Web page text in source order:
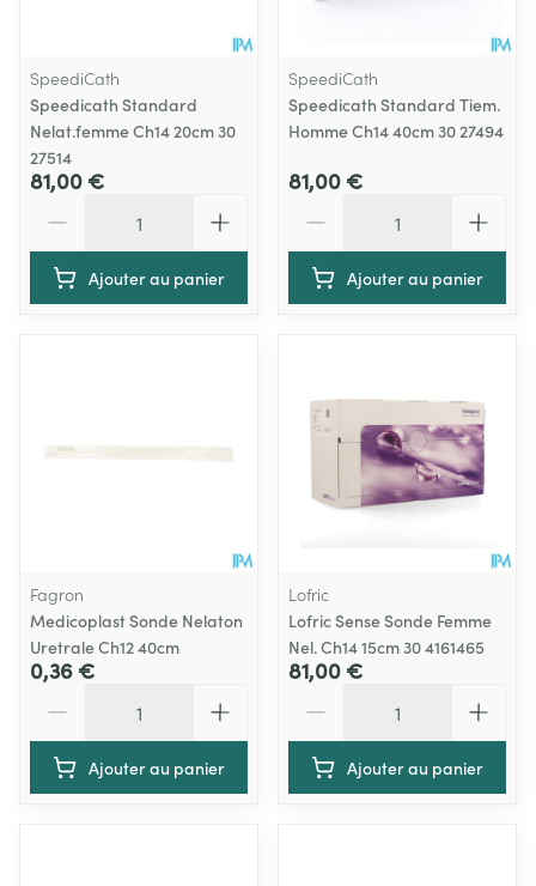
SpeediCath
Speedicath Standard
Nelat.femme Ch14 20cm 30
27514
81,00 €
Ajouter au panier
SpeediCath
Speedicath Standard Tiem.
Homme Ch14 40cm 30 27494
81,00 €
Ajouter au panier
Fagron
Medicoplast Sonde Nelaton
Uretrale Ch12 40cm
0,36 €
Ajouter au panier
Lofric
Lofric Sense Sonde Femme
Nel. Ch14 15cm 30 4161465
81,00 €
Ajouter au panier